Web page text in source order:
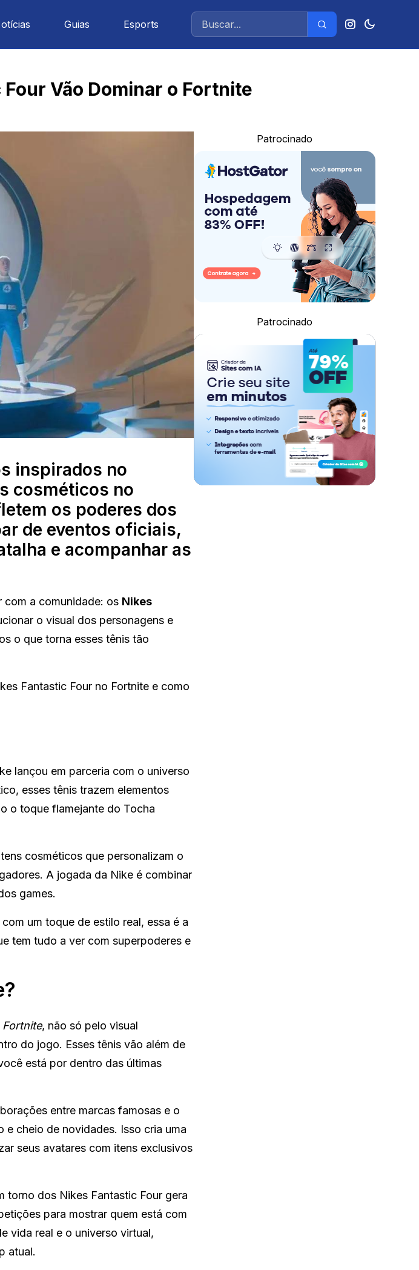
Guias Esports
Vão Dominar o Fortnite
inspirados no
cosméticos no
os poderes dos
de eventos oficiais,
e acompanhar as
com a comunidade: os Nikes
o visual dos personagens e
o que torna esses tênis tão
Fantastic Four no Fortnite e como
lançou em parceria com o universo
esses tênis trazem elementos
o toque flamejante do Tocha
cosméticos que personalizam o
A jogada da Nike é combinar
games.
um toque de estilo real, essa é a
tem tudo a ver com superpoderes e
Fortnite, não só pelo visual
do jogo. Esses tênis vão além de
está por dentro das últimas
entre marcas famosas e o
e cheio de novidades. Isso cria uma
seus avatares com itens exclusivos
torno dos Nikes Fantastic Four gera
para mostrar quem está com
vida real e o universo virtual,
atual.
Patrocinado
Patrocinado